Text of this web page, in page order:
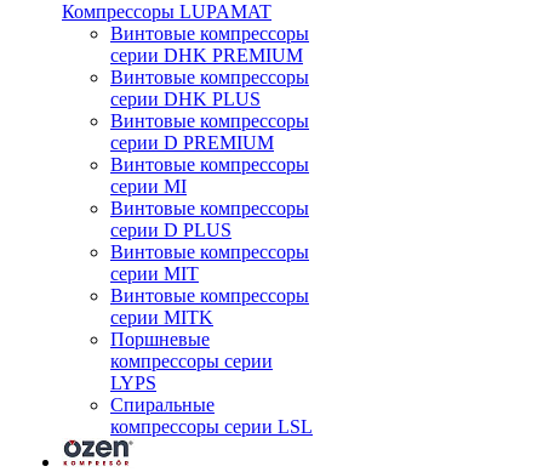
Компрессоры LUPAMAT
Винтовые компрессоры
серии DHK PREMIUM
Винтовые компрессоры
серии DHK PLUS
Винтовые компрессоры
серии D PREMIUM
Винтовые компрессоры
серии MI
Винтовые компрессоры
серии D PLUS
Винтовые компрессоры
серии MIT
Винтовые компрессоры
серии MITK
Поршневые
компрессоры серии
LYPS
Спиральные
компрессоры серии LSL